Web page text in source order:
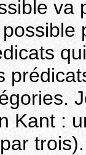
va
Kant :
trois).